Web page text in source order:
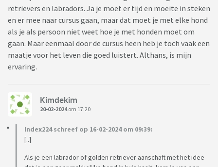
retrievers en labradors. Ja je moet er tijd en moeite in steken
en er mee naar cursus gaan, maar dat moet je met elke hond
als je als persoon niet weet hoe je met honden moet om
gaan. Maar eenmaal door de cursus heen heb je toch vaak een
maatje voor het leven die goed luistert. Althans, is mijn
ervaring.
Kimdekim
20-02-2024om 17:20
Index224 schreef op 16-02-2024 om 09:39:
[..]
Als je een labrador of golden retriever aanschaft met het idee